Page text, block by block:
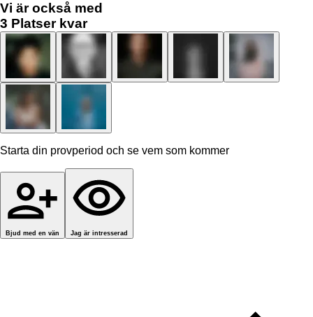
Vi är också med
3 Platser kvar
Starta din provperiod och se vem som kommer
Bjud med en vän Jag är intresserad